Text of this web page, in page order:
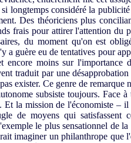
longtemps considéré la
Des théoriciens plus
frais pour attirer l'attention
du moment qu'on est
a guère eu de tentatives pour
encore moins sur
traduit par une
exister. Ce genre de remarque
subsiste toujours. Face
la mission de l'économiste –
de moyens qui satisfassent
le plus sensationnel de
imaginer un philanthrope que